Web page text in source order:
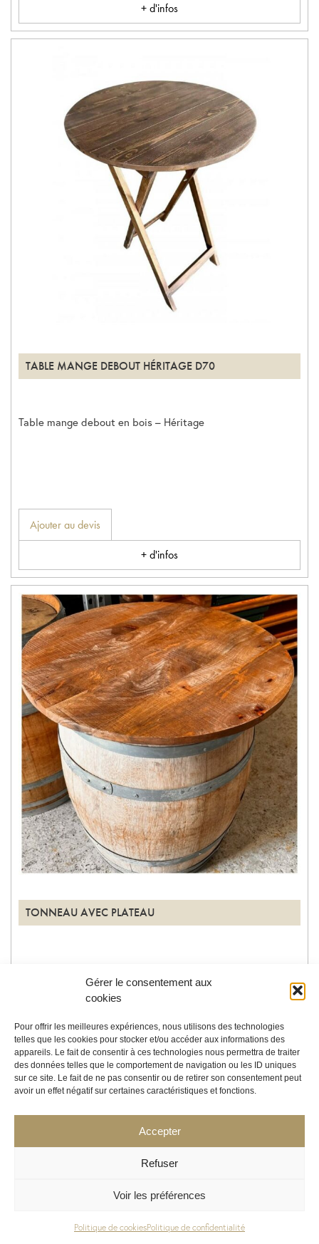
Gérer le consentement aux
cookies
Pour offrir les meilleures expériences, nous utilisons des technologies
telles que les cookies pour stocker et/ou accéder aux informations des
appareils. Le fait de consentir à ces technologies nous permettra de traiter
des données telles que le comportement de navigation ou les ID uniques
sur ce site. Le fait de ne pas consentir ou de retirer son consentement peut
avoir un effet négatif sur certaines caractéristiques et fonctions.
Accepter
Refuser
Voir les préférences
Politique de cookiesPolitique de confidentialité
+ d'infos
TABLE MANGE DEBOUT HÉRITAGE D70
Table mange debout en bois – Héritage
Ajouter au devis
+ d'infos
TONNEAU AVEC PLATEAU
Ajouter au devis